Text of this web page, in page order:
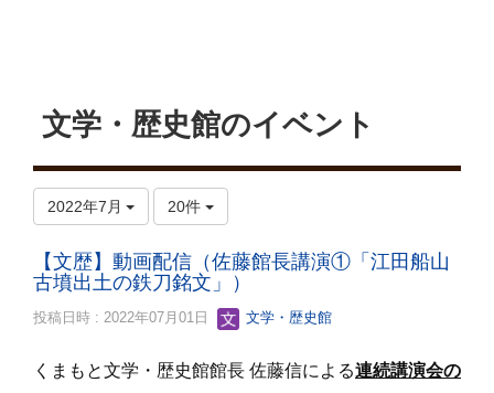
文学・歴史館のイベント
2022年7月 20件
【文歴】動画配信（佐藤館長講演①「江田船山
古墳出土の鉄刀銘文」）
投稿日時 : 2022年07月01日 文学・歴史館
くまもと文学・歴史館館長 佐藤信による連続講演会の